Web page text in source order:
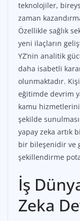
teknolojiler,
zaman
Özellikle sağlık
yeni ilaçların
YZ’nin analitik
daha isabetli
olunmaktadır.
eğitimde devrim
kamu
şekilde
yapay zeka artık
bir bileşenidir ve
şekillendirme
İş
Zeka